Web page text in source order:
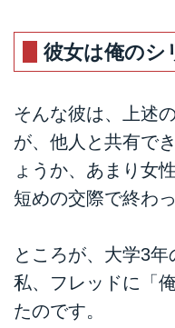
彼女は俺のシ
そんな彼は、上述
が、他人と共有で
ょうか、あまり女
短めの交際で終わ
ところが、大学3
私、フレッドに「
たのです。